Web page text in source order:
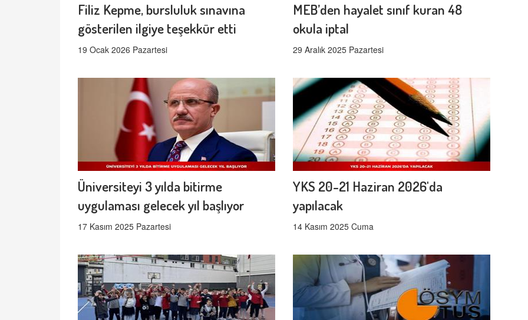
Filiz Kepme, bursluluk sınavına
gösterilen ilgiye teşekkür etti
19 Ocak 2026 Pazartesi
MEB’den hayalet sınıf kuran 48
okula iptal
29 Aralık 2025 Pazartesi
Üniversiteyi 3 yılda bitirme
uygulaması gelecek yıl başlıyor
17 Kasım 2025 Pazartesi
YKS 20-21 Haziran 2026'da
yapılacak
14 Kasım 2025 Cuma